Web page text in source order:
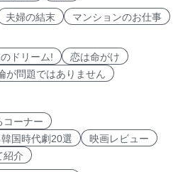
夫婦の結末
マンションのお仕事
ドリーム!
恋は命がけ
が問題ではありません
コーナー
国時代劇20選
映画レビュー
紹介